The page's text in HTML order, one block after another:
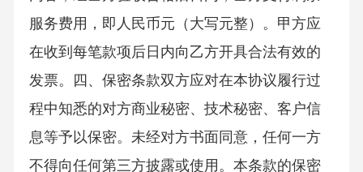
服务费用，即人民币元（大写元整）。甲方应
在收到每笔款项后日内向乙方开具合法有效的
发票。四、保密条款双方应对在本协议履行过
程中知悉的对方商业秘密、技术秘密、客户信
息等予以保密。未经对方书面同意，任何一方
不得向任何第三方披露或使用。本条款的保密